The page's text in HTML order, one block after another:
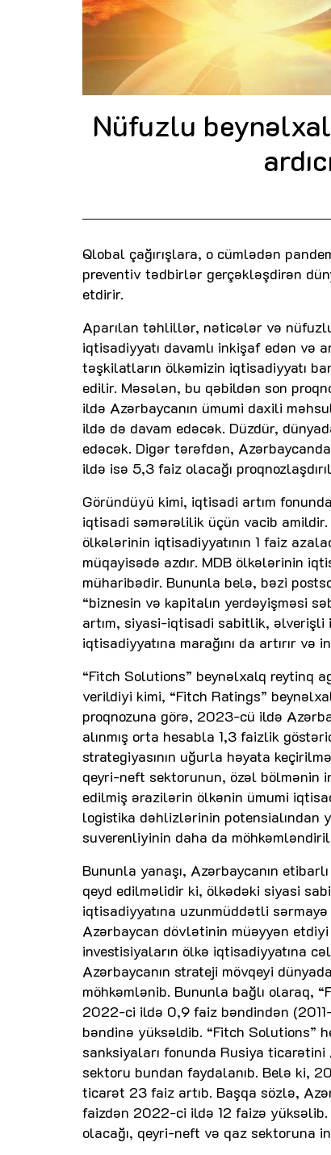
Nüfuzlu
Qlobal çağırışlara, o cümlədən
preventiv tədbirlər gerçəkləşdirən
etdirir.
Aparılan təhlillər, nəticələr və
iqtisadiyyatı davamlı inkişaf edən və
təşkilatların ölkəmizin iqtisadiyyatı
edilir. Məsələn, bu qəbildən son
ildə Azərbaycanın ümumi daxili
ildə də davam edəcək. Düzdür,
edəcək. Digər tərəfdən,
ildə isə 5,3 faiz olacağı
Göründüyü kimi, iqtisadi artım
iqtisadi səmərəlilik üçün vacib
ölkələrinin iqtisadiyyatının 1 faiz
müqayisədə azdır. MDB ölkələrinin
müharibədir. Bununla belə, bəzi
“biznesin və kapitalın yerdəyişməsi
artım, siyasi-iqtisadi sabitlik, əlverişli
iqtisadiyyatına marağını da artırır
“Fitch Solutions” beynəlxalq reytinq
verildiyi kimi, “Fitch Ratings”
proqnozuna görə, 2023-cü ildə
alınmış orta hesabla 1,3 faizlik
strategiyasının uğurla həyata
qeyri-neft sektorunun, özəl
edilmiş ərazilərin ölkənin ümumi
logistika dəhlizlərinin potensialından
suverenliyinin daha da
Bununla yanaşı, Azərbaycanın
qeyd edilməlidir ki, ölkədəki siyasi
iqtisadiyyatına uzunmüddətli
Azərbaycan dövlətinin müəyyən
investisiyaların ölkə iqtisadiyyatına
Azərbaycanın strateji mövqeyi
möhkəmlənib. Bununla bağlı olaraq,
2022-ci ildə 0,9 faiz bəndindən
bəndinə yüksəldib. “Fitch Solutions”
sanksiyaları fonunda Rusiya
sektoru bundan faydalanıb. Belə ki,
ticarət 23 faiz artıb. Başqa sözlə,
faizdən 2022-ci ildə 12 faizə
olacağı, qeyri-neft və qaz sektoruna